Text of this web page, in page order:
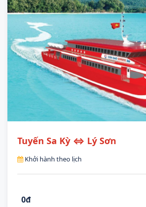
Tuyến Sa Kỳ ⇔ Lý Sơn
Khởi hành theo lịch
0đ